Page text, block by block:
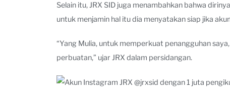
Selain itu, JRX SID juga menambahkan bahwa
untuk menjamin hal itu dia menyatakan siap jika
“Yang Mulia, untuk memperkuat penangguhan
perbuatan,” ujar JRX dalam persidangan.